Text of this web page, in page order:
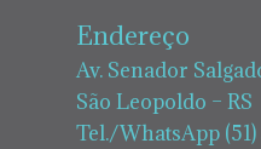
Endereço
Av. Senador
São Leopoldo – RS
Tel./WhatsApp